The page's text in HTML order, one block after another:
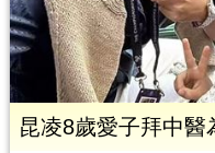
昆凌8歲愛子拜中